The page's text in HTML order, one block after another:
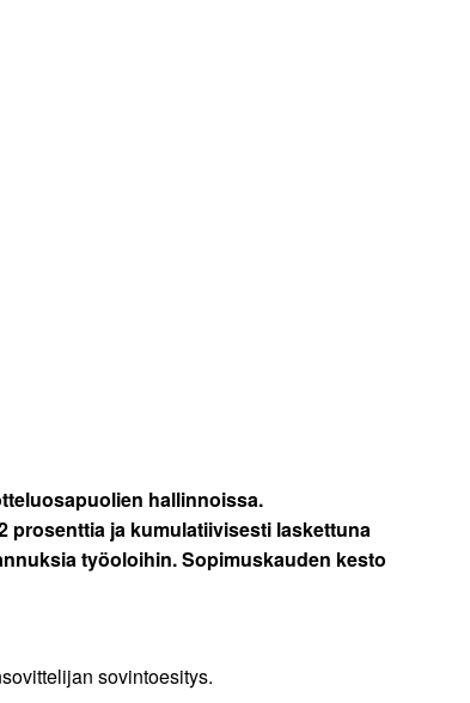
hallinnoissa.
prosenttia ja kumulatiivisesti laskettuna
työoloihin. Sopimuskauden kesto
sovintoesitys.